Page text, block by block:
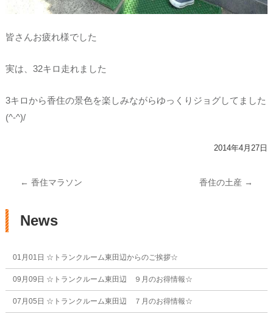
皆さんお疲れ様でした
実は、32キロ走れました
3キロから香住の景色を楽しみながらゆっくりジョグしてました
(^-^)/
2014年4月27日
投稿ナビゲーション
← 香住マラソン 香住の土産 →
News
01月01日 ☆トランクルーム東田辺からのご挨拶☆
09月09日 ☆トランクルーム東田辺 ９月のお得情報☆
07月05日 ☆トランクルーム東田辺 ７月のお得情報☆